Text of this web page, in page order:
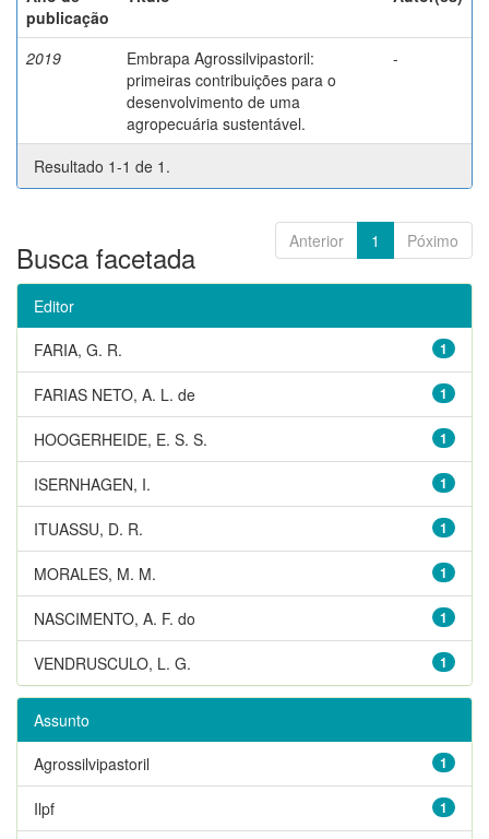
publicação
2019
Embrapa Agrossilvipastoril:
primeiras contribuições para o
desenvolvimento de uma
agropecuária sustentável.
-
Resultado 1-1 de 1.
Anterior 1 Póximo
Busca facetada
Editor
1
FARIA, G. R.
1
FARIAS NETO, A. L. de
1
HOOGERHEIDE, E. S. S.
1
ISERNHAGEN, I.
1
ITUASSU, D. R.
1
MORALES, M. M.
1
NASCIMENTO, A. F. do
1
VENDRUSCULO, L. G.
Assunto
1
Agrossilvipastoril
1
Ilpf